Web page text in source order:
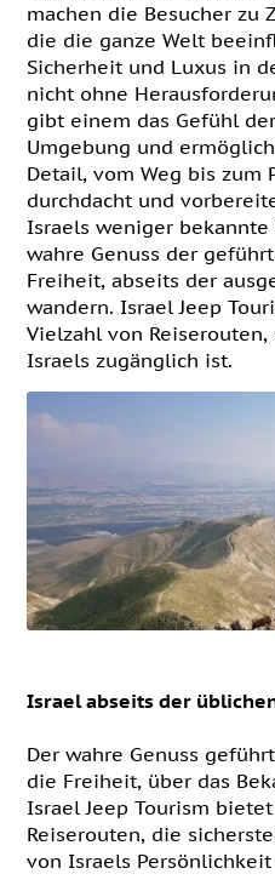
machen die Besucher zu
die die ganze Welt
Sicherheit und Luxus in
nicht ohne
gibt einem das Gefühl
Umgebung und
Detail, vom Weg bis zum
durchdacht und
Israels weniger
wahre Genuss der
Freiheit, abseits der
wandern. Israel Jeep
Vielzahl von
Israels zugänglich ist.
Israel abseits der
Der wahre Genuss
die Freiheit, über das
Israel Jeep Tourism
Reiserouten, die
von Israels